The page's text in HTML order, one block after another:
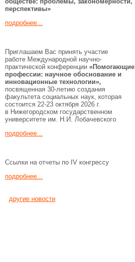
перспективы»
подробнее...
Приглашаем Вас принять участие
работе Международной научно-
практической конференции «Помогающие
профессии: научное обоснование и
инновационные технологии»,
посвященная 30-летию создания
факультета социальных наук, которая
состоится 22-23 октября 2026 г.
в Нижегородском государственном
университете им. Н.И. Лобачевского
подробнее...
Ссылки на отчеты по IV конгрессу
подробнее...
другие новости